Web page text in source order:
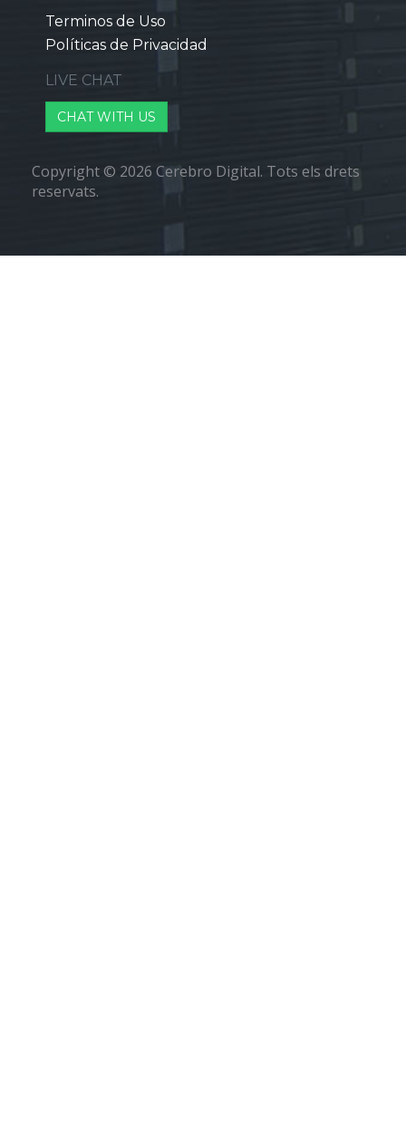
Terminos de Uso
Políticas de Privacidad
LIVE CHAT
CHAT WITH US
Copyright © 2026 Cerebro Digital. Tots els drets
reservats.